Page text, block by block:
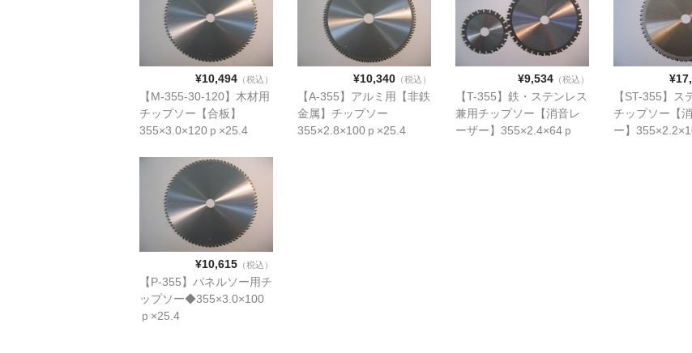
¥10,494 （税込）
【M-355-30-120】木材用
チップソー【合板】
355×3.0×120ｐ×25.4
¥10,340 （税込）
【A-355】アルミ用【非鉄
金属】チップソー
355×2.8×100ｐ×25.4
¥9,534 （税込）
【T-355】鉄・ステンレス
兼用チップソー【消音レ
ーザー】355×2.4×64ｐ
【ST-355】ス
チップソー【
ー】
¥10,615 （税込）
【P-355】パネルソー用チ
ップソー◆355×3.0×100
ｐ×25.4